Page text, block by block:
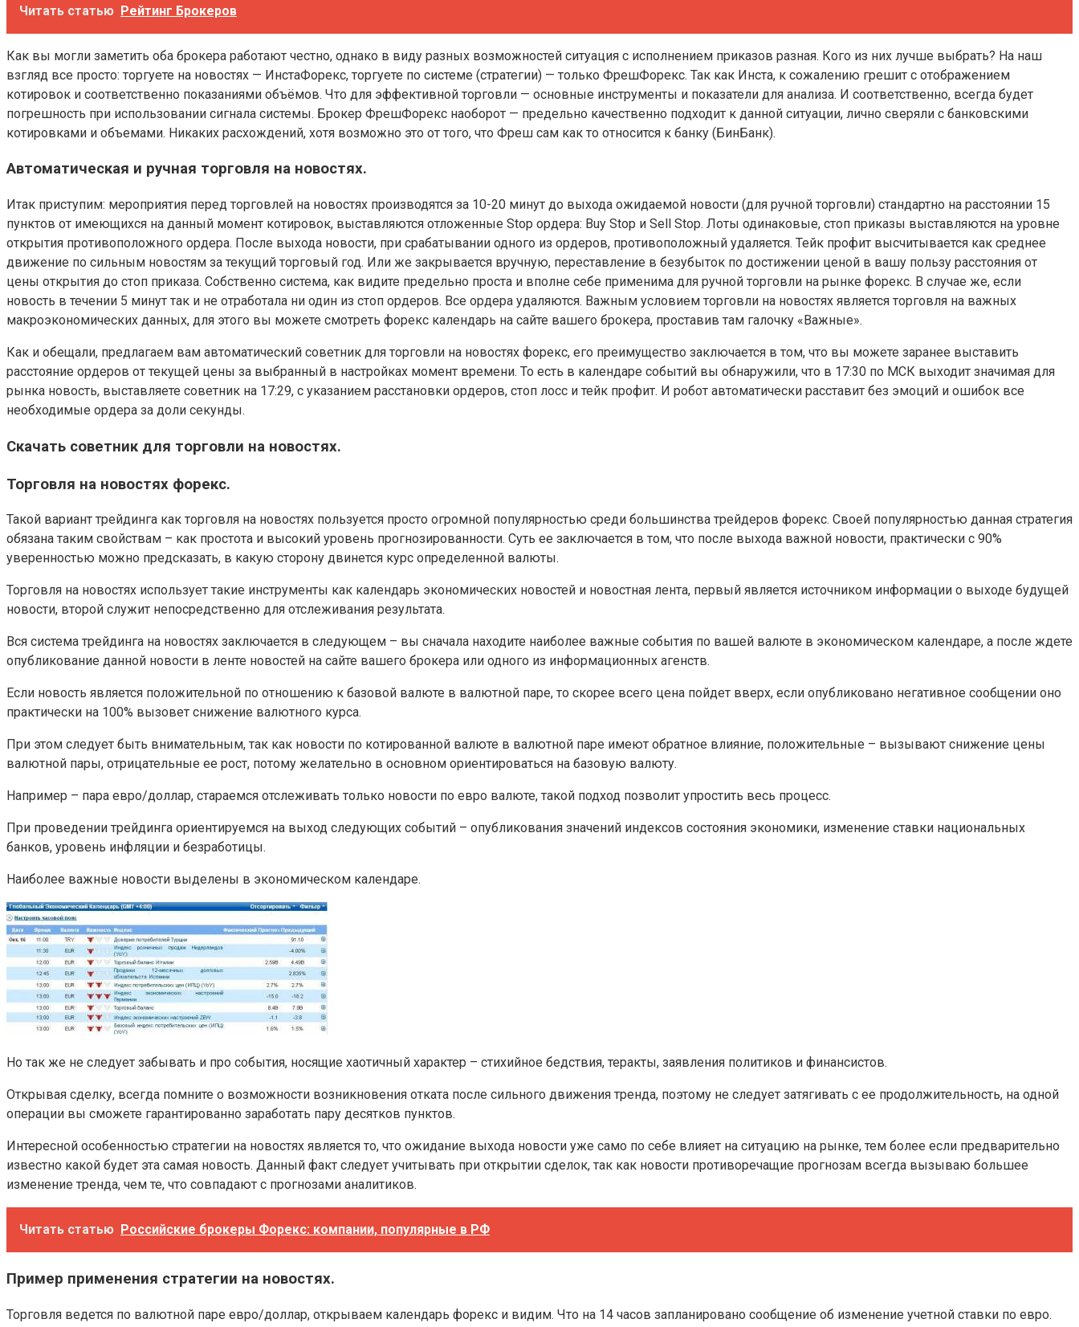
Читать статью Рейтинг Брокеров
Как вы могли заметить оба брокера работают честно, однако в виду разных возможностей ситуация с исполнением приказов разная. Кого из них лучше выбрать? На наш
взгляд все просто: торгуете на новостях — ИнстаФорекс, торгуете по системе (стратегии) — только ФрешФорекс. Так как Инста, к сожалению грешит с отображением
котировок и соответственно показаниями объёмов. Что для эффективной торговли — основные инструменты и показатели для анализа. И соответственно, всегда будет
погрешность при использовании сигнала системы. Брокер ФрешФорекс наоборот — предельно качественно подходит к данной ситуации, лично сверяли с банковскими
котировками и объемами. Никаких расхождений, хотя возможно это от того, что Фреш сам как то относится к банку (БинБанк).
Автоматическая и ручная торговля на новостях.
Итак приступим: мероприятия перед торговлей на новостях производятся за 10-20 минут до выхода ожидаемой новости (для ручной торговли) стандартно на расстоянии 15
пунктов от имеющихся на данный момент котировок, выставляются отложенные Stop ордера: Buy Stop и Sell Stop. Лоты одинаковые, стоп приказы выставляются на уровне
открытия противоположного ордера. После выхода новости, при срабатывании одного из ордеров, противоположный удаляется. Тейк профит высчитывается как среднее
движение по сильным новостям за текущий торговый год. Или же закрывается вручную, переставление в безубыток по достижении ценой в вашу пользу расстояния от
цены открытия до стоп приказа. Собственно система, как видите предельно проста и вполне себе применима для ручной торговли на рынке форекс. В случае же, если
новость в течении 5 минут так и не отработала ни один из стоп ордеров. Все ордера удаляются. Важным условием торговли на новостях является торговля на важных
макроэкономических данных, для этого вы можете смотреть форекс календарь на сайте вашего брокера, проставив там галочку «Важные».
Как и обещали, предлагаем вам автоматический советник для торговли на новостях форекс, его преимущество заключается в том, что вы можете заранее выставить
расстояние ордеров от текущей цены за выбранный в настройках момент времени. То есть в календаре событий вы обнаружили, что в 17:30 по МСК выходит значимая для
рынка новость, выставляете советник на 17:29, с указанием расстановки ордеров, стоп лосс и тейк профит. И робот автоматически расставит без эмоций и ошибок все
необходимые ордера за доли секунды.
Скачать советник для торговли на новостях.
Торговля на новостях форекс.
Такой вариант трейдинга как торговля на новостях пользуется просто огромной популярностью среди большинства трейдеров форекс. Своей популярностью данная стратегия
обязана таким свойствам – как простота и высокий уровень прогнозированности. Суть ее заключается в том, что после выхода важной новости, практически с 90%
уверенностью можно предсказать, в какую сторону двинется курс определенной валюты.
Торговля на новостях использует такие инструменты как календарь экономических новостей и новостная лента, первый является источником информации о выходе будущей
новости, второй служит непосредственно для отслеживания результата.
Вся система трейдинга на новостях заключается в следующем – вы сначала находите наиболее важные события по вашей валюте в экономическом календаре, а после ждете
опубликование данной новости в ленте новостей на сайте вашего брокера или одного из информационных агенств.
Если новость является положительной по отношению к базовой валюте в валютной паре, то скорее всего цена пойдет вверх, если опубликовано негативное сообщении оно
практически на 100% вызовет снижение валютного курса.
При этом следует быть внимательным, так как новости по котированной валюте в валютной паре имеют обратное влияние, положительные – вызывают снижение цены
валютной пары, отрицательные ее рост, потому желательно в основном ориентироваться на базовую валюту.
Например – пара евро/доллар, стараемся отслеживать только новости по евро валюте, такой подход позволит упростить весь процесс.
При проведении трейдинга ориентируемся на выход следующих событий – опубликования значений индексов состояния экономики, изменение ставки национальных
банков, уровень инфляции и безработицы.
Наиболее важные новости выделены в экономическом календаре.
Но так же не следует забывать и про события, носящие хаотичный характер – стихийное бедствия, теракты, заявления политиков и финансистов.
Открывая сделку, всегда помните о возможности возникновения отката после сильного движения тренда, поэтому не следует затягивать с ее продолжительность, на одной
операции вы сможете гарантированно заработать пару десятков пунктов.
Интересной особенностью стратегии на новостях является то, что ожидание выхода новости уже само по себе влияет на ситуацию на рынке, тем более если предварительно
известно какой будет эта самая новость. Данный факт следует учитывать при открытии сделок, так как новости противоречащие прогнозам всегда вызываю большее
изменение тренда, чем те, что совпадают с прогнозами аналитиков.
Читать статью Российские брокеры Форекс: компании, популярные в РФ
Пример применения стратегии на новостях.
Торговля ведется по валютной паре евро/доллар, открываем календарь форекс и видим. Что на 14 часов запланировано сообщение об изменение учетной ставки по евро.